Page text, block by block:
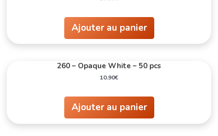
Ajouter au panier
260 – Opaque White – 50 pcs
10.90€
Ajouter au panier